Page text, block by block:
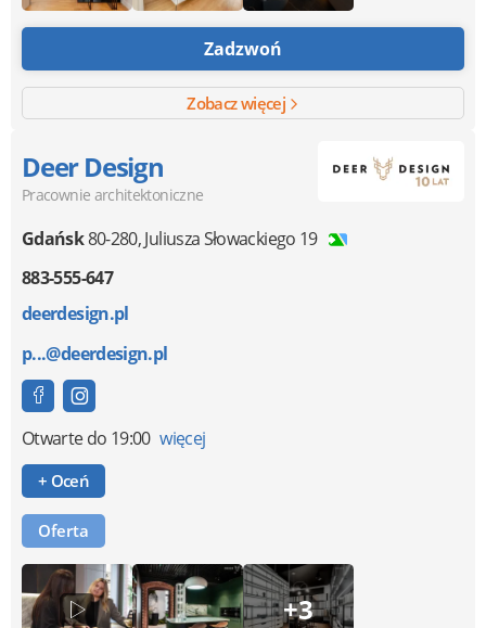
Zadzwoń
Zobacz więcej
Deer Design
Pracownie architektoniczne
Gdańsk80-280,Juliusza Słowackiego 19
883-555-647
deerdesign.pl
p...@deerdesign.pl
Otwartedo 19:00 więcej
+ Oceń
Oferta
+3